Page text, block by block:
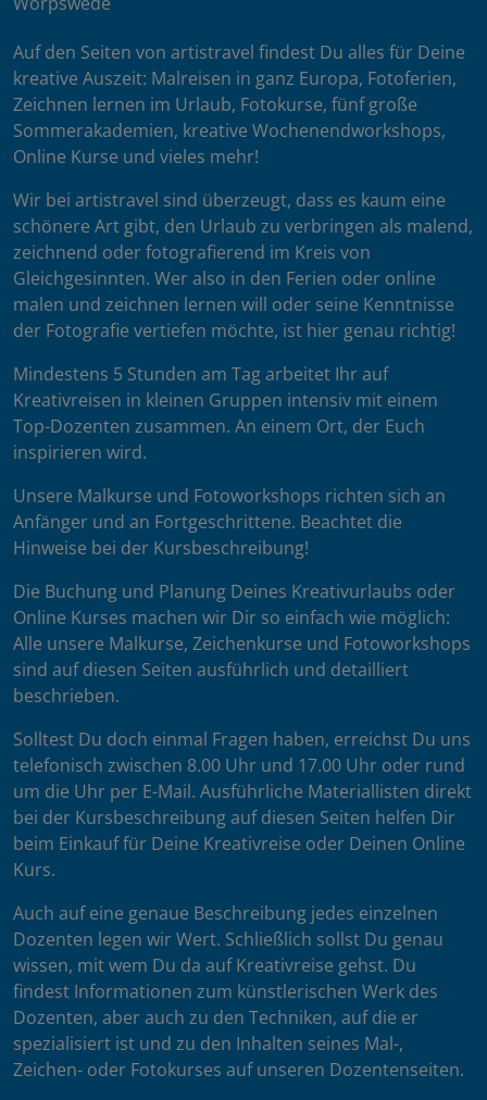
Auf den Seiten von artistravel findest Du alles für Deine
kreative Auszeit: Malreisen in ganz Europa, Fotoferien,
Zeichnen lernen im Urlaub, Fotokurse, fünf große
Sommerakademien, kreative Wochenendworkshops,
Online Kurse und vieles mehr!
Wir bei artistravel sind überzeugt, dass es kaum eine
schönere Art gibt, den Urlaub zu verbringen als malend,
zeichnend oder fotografierend im Kreis von
Gleichgesinnten. Wer also in den Ferien oder online
malen und zeichnen lernen will oder seine Kenntnisse
der Fotografie vertiefen möchte, ist hier genau richtig!
Mindestens 5 Stunden am Tag arbeitet Ihr auf
Kreativreisen in kleinen Gruppen intensiv mit einem
Top-Dozenten zusammen. An einem Ort, der Euch
inspirieren wird.
Unsere Malkurse und Fotoworkshops richten sich an
Anfänger und an Fortgeschrittene. Beachtet die
Hinweise bei der Kursbeschreibung!
Die Buchung und Planung Deines Kreativurlaubs oder
Online Kurses machen wir Dir so einfach wie möglich:
Alle unsere Malkurse, Zeichenkurse und Fotoworkshops
sind auf diesen Seiten ausführlich und detailliert
beschrieben.
Solltest Du doch einmal Fragen haben, erreichst Du uns
telefonisch zwischen 8.00 Uhr und 17.00 Uhr oder rund
um die Uhr per E-Mail. Ausführliche Materiallisten direkt
bei der Kursbeschreibung auf diesen Seiten helfen Dir
beim Einkauf für Deine Kreativreise oder Deinen Online
Kurs.
Auch auf eine genaue Beschreibung jedes einzelnen
Dozenten legen wir Wert. Schließlich sollst Du genau
wissen, mit wem Du da auf Kreativreise gehst. Du
findest Informationen zum künstlerischen Werk des
Dozenten, aber auch zu den Techniken, auf die er
spezialisiert ist und zu den Inhalten seines Mal-,
Zeichen- oder Fotokurses auf unseren Dozentenseiten.